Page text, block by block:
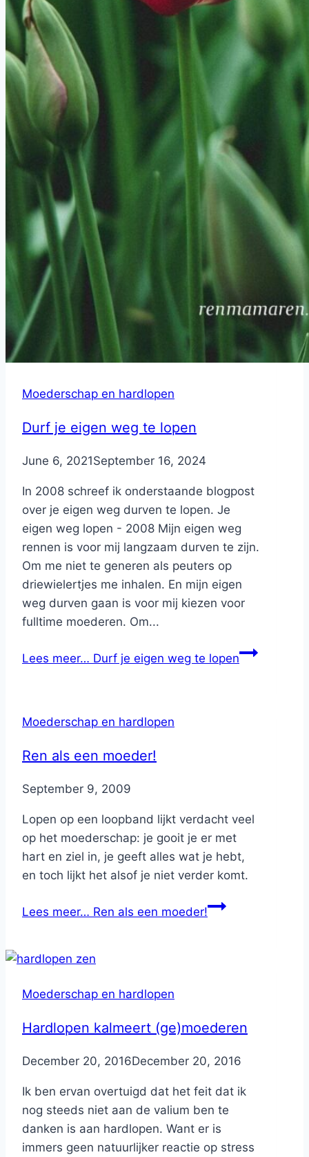
Moederschap en hardlopen
Durf je eigen weg te lopen
ByNicole
June 6, 2021September 16, 2024
In 2008 schreef ik onderstaande blogpost
over je eigen weg durven te lopen. Je
eigen weg lopen - 2008 Mijn eigen weg
rennen is voor mij langzaam durven te zijn.
Om me niet te generen als peuters op
driewielertjes me inhalen. En mijn eigen
weg durven gaan is voor mij kiezen voor
fulltime moederen. Om...
Lees meer… Durf je eigen weg te lopen
Moederschap en hardlopen
Ren als een moeder!
ByNicole
September 9, 2009
Lopen op een loopband lijkt verdacht veel
op het moederschap: je gooit je er met
hart en ziel in, je geeft alles wat je hebt,
en toch lijkt het alsof je niet verder komt.
Lees meer… Ren als een moeder!
Moederschap en hardlopen
Hardlopen kalmeert (ge)moederen
ByNicole
December 20, 2016December 20, 2016
Ik ben ervan overtuigd dat het feit dat ik
nog steeds niet aan de valium ben te
danken is aan hardlopen. Want er is
immers geen natuurlijker reactie op stress